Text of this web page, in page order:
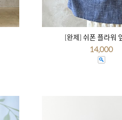
[완제] 쉬폰 플라워
14,000